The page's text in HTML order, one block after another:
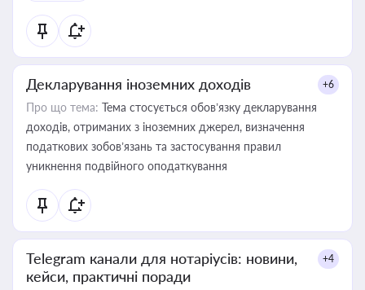
Декларування іноземних доходів +6
Про що тема: Тема стосується обов’язку декларування
доходів, отриманих з іноземних джерел, визначення
податкових зобов’язань та застосування правил
уникнення подвійного оподаткування
Telegram канали для нотаріусів: новини,
кейси, практичні поради
+4